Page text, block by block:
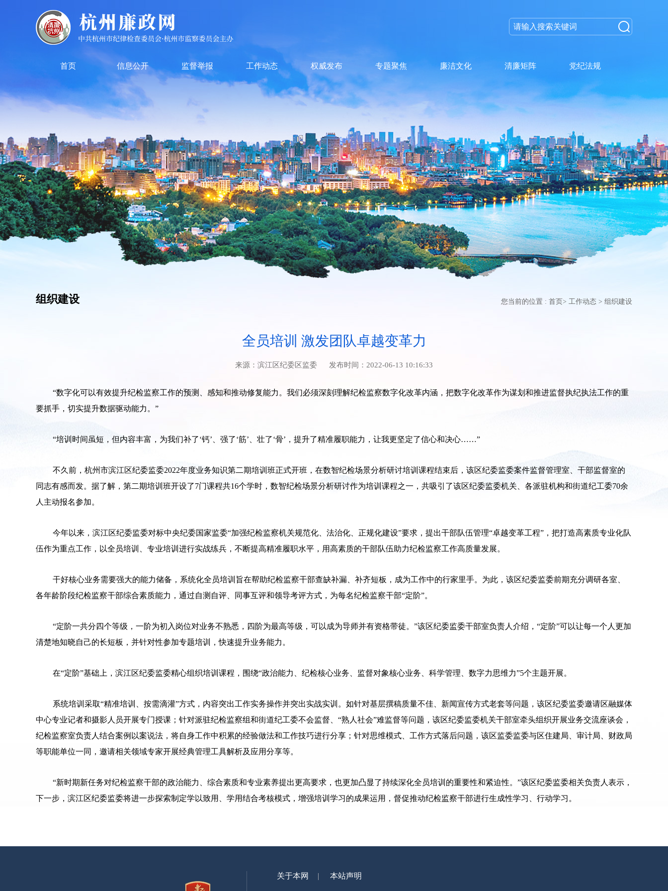
首页 信息公开 监督举报 工作动态 权威发布 专题聚焦 廉洁文化 清廉矩阵 党纪法规
组织建设 您当前的位置 : 首页 > 工作动态 > 组织建设
全员培训 激发团队卓越变革力
来源： 滨江区纪委区监委 发布时间： 2022-06-13 10:16:33
“数字化可以有效提升纪检监察工作的预测、感知和推动修复能力。我们必须深刻理解纪检监察数字化改革内涵，把数字化改革作为谋划和推进监督执纪执法工作的重
要抓手，切实提升数据驱动能力。”
“培训时间虽短，但内容丰富，为我们补了‘钙’、强了‘筋’、壮了‘骨’，提升了精准履职能力，让我更坚定了信心和决心……”
不久前，杭州市滨江区纪委监委2022年度业务知识第二期培训班正式开班，在数智纪检场景分析研讨培训课程结束后，该区纪委监委案件监督管理室、干部监督室的
同志有感而发。据了解，第二期培训班开设了7门课程共16个学时，数智纪检场景分析研讨作为培训课程之一，共吸引了该区纪委监委机关、各派驻机构和街道纪工委70余
人主动报名参加。
今年以来，滨江区纪委监委对标中央纪委国家监委“加强纪检监察机关规范化、法治化、正规化建设”要求，提出干部队伍管理“卓越变革工程”，把打造高素质专业化队
伍作为重点工作，以全员培训、专业培训进行实战练兵，不断提高精准履职水平，用高素质的干部队伍助力纪检监察工作高质量发展。
干好核心业务需要强大的能力储备，系统化全员培训旨在帮助纪检监察干部查缺补漏、补齐短板，成为工作中的行家里手。为此，该区纪委监委前期充分调研各室、
各年龄阶段纪检监察干部综合素质能力，通过自测自评、同事互评和领导考评方式，为每名纪检监察干部“定阶”。
“定阶一共分四个等级，一阶为初入岗位对业务不熟悉，四阶为最高等级，可以成为导师并有资格带徒。”该区纪委监委干部室负责人介绍，“定阶”可以让每一个人更加
清楚地知晓自己的长短板，并针对性参加专题培训，快速提升业务能力。
在“定阶”基础上，滨江区纪委监委精心组织培训课程，围绕“政治能力、纪检核心业务、监督对象核心业务、科学管理、数字力思维力”5个主题开展。
系统培训采取“精准培训、按需滴灌”方式，内容突出工作实务操作并突出实战实训。如针对基层撰稿质量不佳、新闻宣传方式老套等问题，该区纪委监委邀请区融媒体
中心专业记者和摄影人员开展专门授课；针对派驻纪检监察组和街道纪工委不会监督、“熟人社会”难监督等问题，该区纪委监委机关干部室牵头组织开展业务交流座谈会，
纪检监察室负责人结合案例以案说法，将自身工作中积累的经验做法和工作技巧进行分享；针对思维模式、工作方式落后问题，该区监委监委与区住建局、审计局、财政局
等职能单位一同，邀请相关领域专家开展经典管理工具解析及应用分享等。
“新时期新任务对纪检监察干部的政治能力、综合素质和专业素养提出更高要求，也更加凸显了持续深化全员培训的重要性和紧迫性。”该区纪委监委相关负责人表示，
下一步，滨江区纪委监委将进一步探索制定学以致用、学用结合考核模式，增强培训学习的成果运用，督促推动纪检监察干部进行生成性学习、行动学习。
关于本网 本站声明